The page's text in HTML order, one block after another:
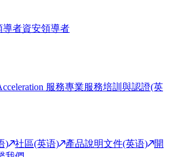
導者資安領導者
服務專業服務培訓與認證(英
) 社區(英语) 產品說明文件(英语)
開